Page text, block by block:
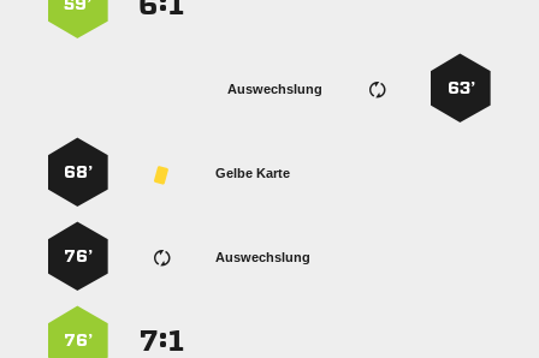
59’
63’
Auswechslung
Gelbe Karte
68’
Auswechslung
76’
:
76’